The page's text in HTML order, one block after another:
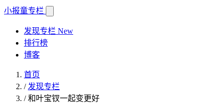
小报童专栏
发现专栏 New
排行榜
博客
首页
/ 发现专栏
/和叶宝钗一起变更好